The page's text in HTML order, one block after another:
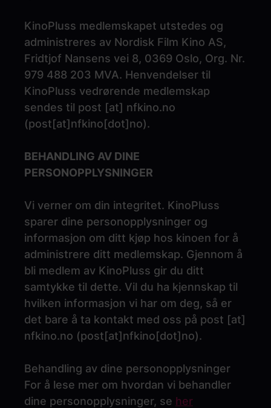
KinoPluss medlemskapet utstedes og
administreres av Nordisk Film Kino AS,
Fridtjof Nansens vei 8, 0369 Oslo, Org. Nr.
979 488 203 MVA. Henvendelser til
KinoPluss vedrørende medlemskap
sendes til post [at] nfkino.no
(post[at]nfkino[dot]no).
BEHANDLING AV DINE
PERSONOPPLYSNINGER
Vi verner om din integritet. KinoPluss
sparer dine personopplysninger og
informasjon om ditt kjøp hos kinoen for å
administrere ditt medlemskap. Gjennom å
bli medlem av KinoPluss gir du ditt
samtykke til dette. Vil du ha kjennskap til
hvilken informasjon vi har om deg, så er
det bare å ta kontakt med oss på post [at]
nfkino.no (post[at]nfkino[dot]no).
Behandling av dine personopplysninger
For å lese mer om hvordan vi behandler
dine personopplysninger, se her